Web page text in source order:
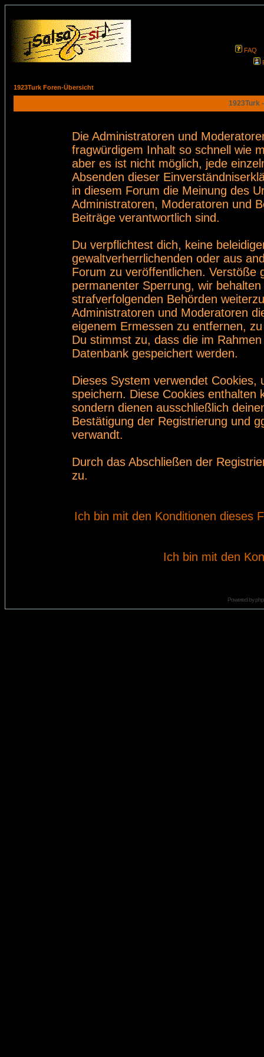
FAQ
1923Turk Foren-Übersicht
1923Turk
Die Administratoren und
fragwürdigem Inhalt so schnell wie
aber es ist nicht möglich, jede
Absenden dieser
in diesem Forum die Meinung des
Administratoren, Moderatoren und
Beiträge verantwortlich sind.
Du verpflichtest dich, keine
gewaltverherrlichenden oder aus
Forum zu veröffentlichen. Verstöße
permanenter Sperrung, wir
strafverfolgenden Behörden
Administratoren und Moderatoren
eigenem Ermessen zu entfernen,
Du stimmst zu, dass die im
Datenbank gespeichert werden.
Dieses System verwendet
speichern. Diese Cookies enthalten
sondern dienen ausschließlich
Bestätigung der Registrierung und
verwandt.
Durch das Abschließen der
zu.
Ich bin mit den Konditionen dieses
Ich bin mit den
Powered by